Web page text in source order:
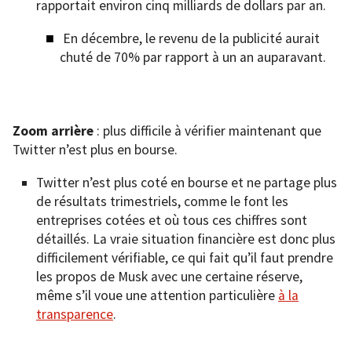
rapportait environ cinq milliards de dollars par an.
En décembre, le revenu de la publicité aurait
chuté de 70% par rapport à un an auparavant.
Zoom arrière : plus difficile à vérifier maintenant que
Twitter n’est plus en bourse.
Twitter n’est plus coté en bourse et ne partage plus
de résultats trimestriels, comme le font les
entreprises cotées et où tous ces chiffres sont
détaillés. La vraie situation financière est donc plus
difficilement vérifiable, ce qui fait qu’il faut prendre
les propos de Musk avec une certaine réserve,
même s’il voue une attention particulière à la
transparence.